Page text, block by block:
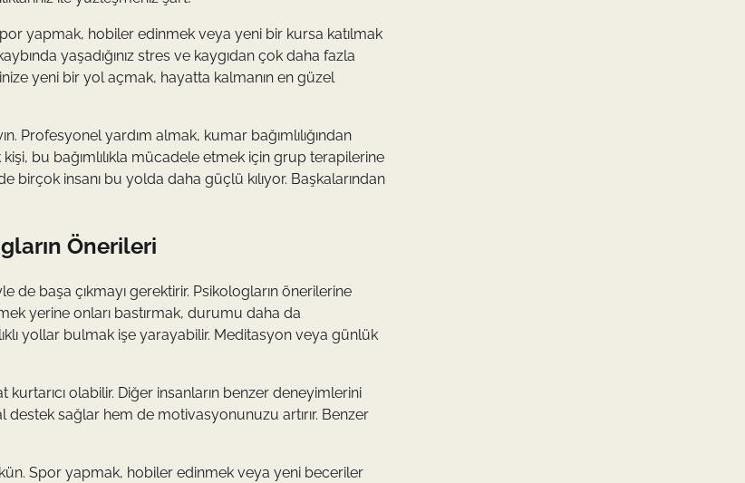
yapmak, hobiler edinmek veya yeni bir kursa katılmak
yaşadığınız stres ve kaygıdan çok daha fazla
yeni bir yol açmak, hayatta kalmanın en güzel
Profesyonel yardım almak, kumar bağımlılığından
bu bağımlılıkla mücadele etmek için grup terapilerine
birçok insanı bu yolda daha güçlü kılıyor. Başkalarından
Önerileri
de başa çıkmayı gerektirir. Psikologların önerilerine
yerine onları bastırmak, durumu daha da
yollar bulmak işe yarayabilir. Meditasyon veya günlük
olabilir. Diğer insanların benzer deneyimlerini
destek sağlar hem de motivasyonunuzu artırır. Benzer
Spor yapmak, hobiler edinmek veya yeni beceriler